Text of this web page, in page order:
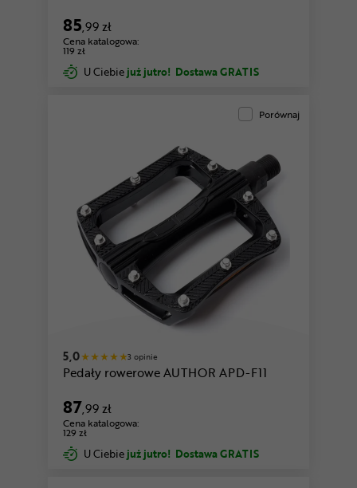
85,99 zł
Cena katalogowa:
119 zł
U Ciebie już jutro! Dostawa GRATIS
Porównaj
5,0 3 opinie
Pedały rowerowe AUTHOR APD-F11
87,99 zł
Cena katalogowa:
129 zł
U Ciebie już jutro! Dostawa GRATIS